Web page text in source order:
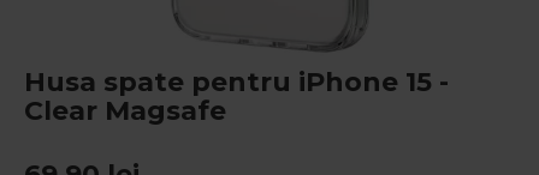
Husa spate pentru iPhone 15 -
Clear Magsafe